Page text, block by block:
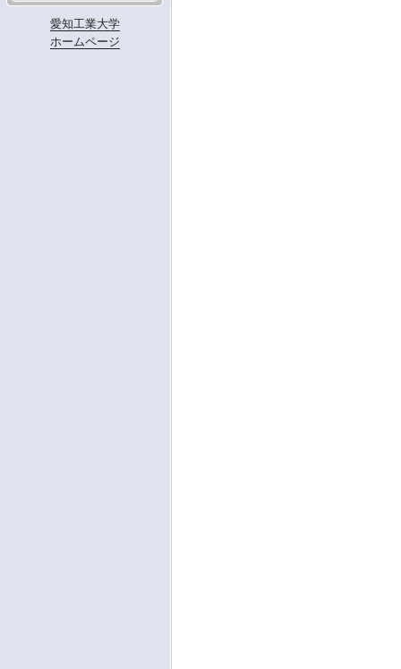
愛知工業大学
ホームページ